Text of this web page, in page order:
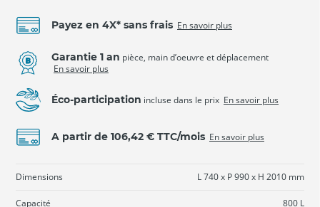
Payez en 4X* sans frais En savoir plus
Garantie 1 an pièce, main d’oeuvre et déplacement
En savoir plus
Éco-participation incluse dans le prix En savoir plus
A partir de 106,42 € TTC/mois En savoir plus
Dimensions L 740 x P 990 x H 2010 mm
Capacité 800 L